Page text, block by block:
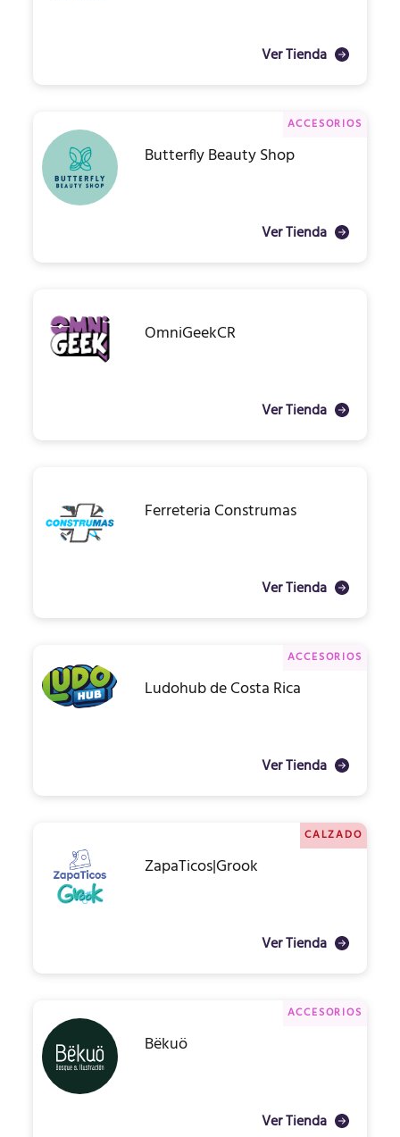
Ver Tienda
ACCESORIOS
Butterfly Beauty Shop
Ver Tienda
OmniGeekCR
Ver Tienda
Ferreteria Construmas
Ver Tienda
ACCESORIOS
Ludohub de Costa Rica
Ver Tienda
CALZADO
ZapaTicos|Grook
Ver Tienda
ACCESORIOS
Bëkuö
Ver Tienda